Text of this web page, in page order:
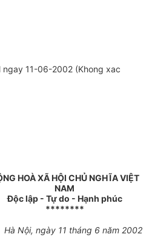
ngay 11-06-2002 (Khong xac
HOÀ XÃ HỘI CHỦ NGHĨA VIỆT
NAM
Độc lập - Tự do - Hạnh phúc
********
Hà Nội, ngày 11 tháng 6 năm 2002